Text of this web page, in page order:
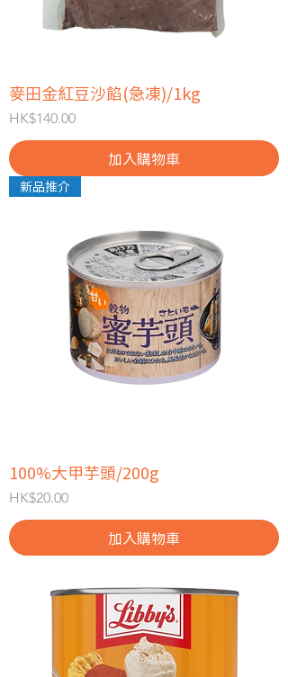
麥田金紅豆沙餡(急凍)/1kg
價格
HK$140.00
加入購物車
新品推介
100%大甲芋頭/200g
價格
HK$20.00
加入購物車